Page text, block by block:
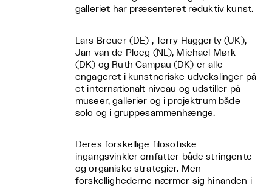
galleriet har præsenteret reduktiv kunst.
Lars Breuer (DE) , Terry Haggerty (UK),
Jan van de Ploeg (NL), Michael Mørk
(DK) og Ruth Campau (DK) er alle
engageret i kunstneriske udvekslinger på
et internationalt niveau og udstiller på
museer, gallerier og i projektrum både
solo og i gruppesammenhænge.
Deres forskellige filosofiske
ingangsvinkler omfatter både stringente
og organiske strategier. Men
forskellighederne nærmer sig hinanden i